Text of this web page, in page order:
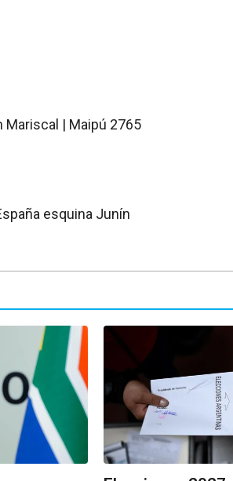
Mariscal | Maipú 2765
esquina Junín